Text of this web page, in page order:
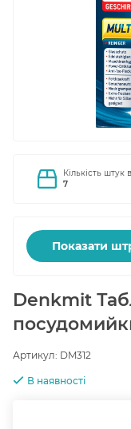
Кількість штук
7
Показати
Denkmit
Артикул: DM312
В наявності